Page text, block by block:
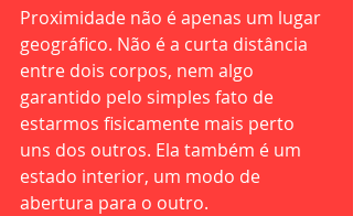
Proximidade não é apenas um lugar
geográfico. Não é a curta distância
entre dois corpos, nem algo
garantido pelo simples fato de
estarmos fisicamente mais perto
uns dos outros. Ela também é um
estado interior, um modo de
abertura para o outro.